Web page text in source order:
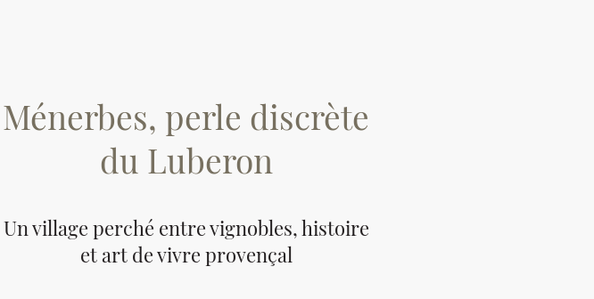
Ménerbes, perle discrète
du Luberon
Un village perché entre vignobles, histoire
et art de vivre provençal